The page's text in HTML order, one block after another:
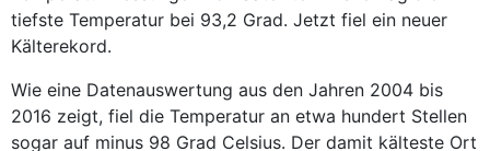
tiefste Temperatur bei 93,2 Grad. Jetzt fiel ein neuer
Kälterekord.
Wie eine Datenauswertung aus den Jahren 2004 bis
2016 zeigt, fiel die Temperatur an etwa hundert Stellen
sogar auf minus 98 Grad Celsius. Der damit kälteste Ort